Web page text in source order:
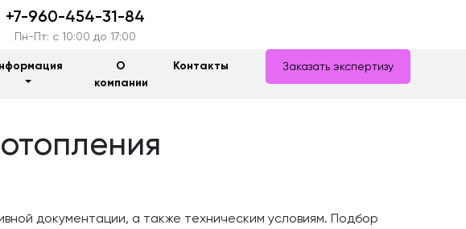
+7-960-454-31-84
Пн-Пт: c 10:00 до 17:00
О
компании
Контакты Заказать экспертизу
документации, а также техническим условиям. Подбор